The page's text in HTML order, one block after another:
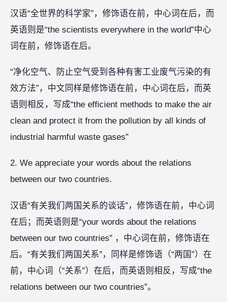
汉语“全世界的科学家”，修饰语在前，中心词在后，而
英语则是“the scientists everywhere in the world”中心
词在前，修饰语在后。
“净化空气、防止空气受到各种有害工业废气污染的有
效方法”，中文同样是修饰语在前，中心词在后，而英
语则相反，写成“the efficient methods to make the air
clean and protect it from the pollution by all kinds of
industrial harmful waste gases”
2. We appreciate your words about the relations
between our two countries.
汉语“有关我们两国关系的谈话”，修饰语在前，中心词
在后；而英语则是“your words about the relations
between our two countries” ，中心词在前，修饰语在
后。“有关我们两国关系”，同样是修饰语（“两国”）在
前，中心词（“关系”）在后，而英语则相反，写成“the
relations between our two countries”。